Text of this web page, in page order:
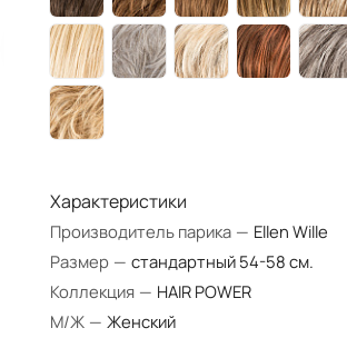
Характеристики
Производитель парика — Ellen Wille
Размер — стандартный 54-58 см.
Коллекция — HAIR POWER
М/Ж — Женский